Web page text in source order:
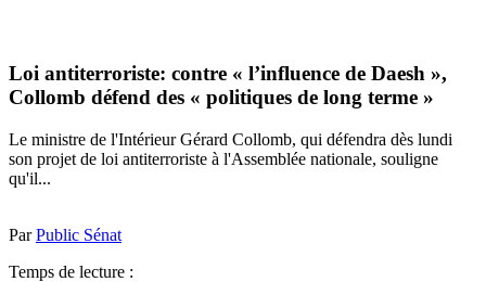
Loi antiterroriste: contre « l’influence de Daesh »,
Collomb défend des « politiques de long terme »
Le ministre de l'Intérieur Gérard Collomb, qui défendra dès lundi
son projet de loi antiterroriste à l'Assemblée nationale, souligne
qu'il...
ParPublic Sénat
Temps de lecture :